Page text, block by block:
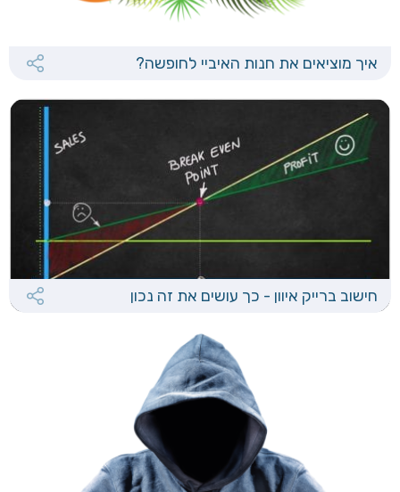
איך מוציאים את חנות האיביי לחופשה?
חישוב ברייק איוון - כך עושים את זה נכון